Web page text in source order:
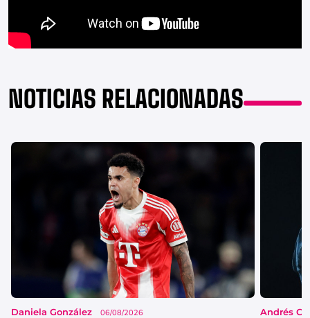
NOTICIAS RELACIONADAS
Daniela González 06/08/2026 Andrés